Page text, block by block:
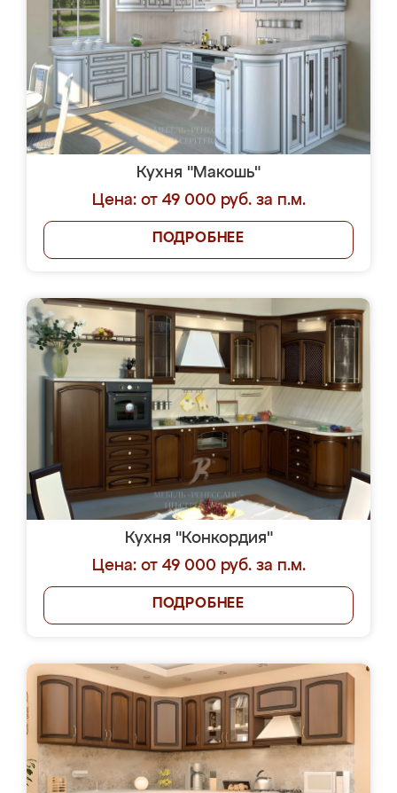
Кухня "Макошь"
Цена: от 49 000 руб. за п.м.
ПОДРОБНЕЕ
Кухня "Конкордия"
Цена: от 49 000 руб. за п.м.
ПОДРОБНЕЕ